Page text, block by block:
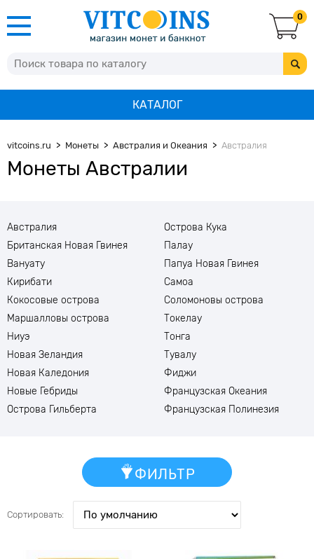
0
КАТАЛОГ
vitcoins.ru Монеты Австралия и Океания Австралия
Монеты Австралии
Австралия
Британская Новая Гвинея
Вануату
Кирибати
Кокосовые острова
Маршалловы острова
Ниуэ
Новая Зеландия
Новая Каледония
Новые Гебриды
Острова Гильберта
Острова Кука
Палау
Папуа Новая Гвинея
Самоа
Соломоновы острова
Токелау
Тонга
Тувалу
Фиджи
Французская Океания
Французская Полинезия
ФИЛЬТР
Сортировать: